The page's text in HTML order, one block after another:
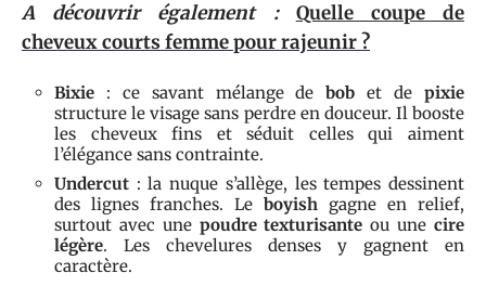
A découvrir également :
Quelle coupe de
cheveux courts femme pour rajeunir ?
Bixie : ce savant mélange debob et depixie
structure le visage sans perdre en douceur. Il booste
les cheveux fins et séduit celles qui aiment
l’élégance sans contrainte.
Undercut : la nuque s’allège, les tempes dessinent
des lignes franches. Le boyish gagne en relief,
surtout avec une poudre texturisante ou unecire
légère. Les chevelures denses y gagnent en
caractère.